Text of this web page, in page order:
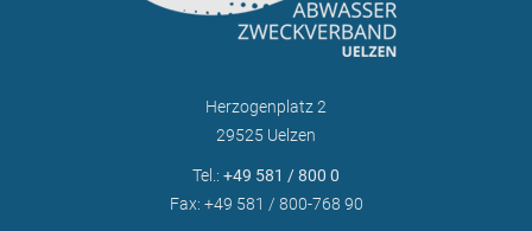
Herzogenplatz 2
29525 Uelzen
Tel.: +49 581 / 800 0
Fax: +49 581 / 800-768 90